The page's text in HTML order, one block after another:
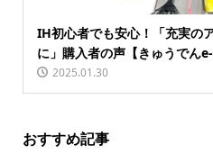
IH初心者でも安心！「充実の
に」購入者の声【きゅうでんe-
2025.01.30
おすすめ記事